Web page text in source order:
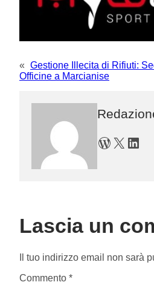
« Gestione Illecita di Rifiuti:
Officine a Marcianise
WordPress X LinkedIn
Lascia un
Il tuo indirizzo email non sarà
Commento *